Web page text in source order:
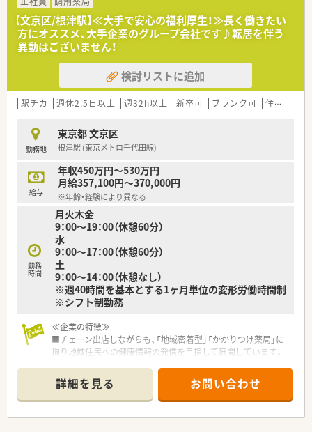
動はございませんのでご自宅近くで勤務したい方におすすめで
す！
＊ーーこんな店舗ですーー＊
■江戸川橋駅より徒歩3分と非常に好立地な薬局です！
■残業もほぼなく、定時で上がれます♪
ライフワークバランスを整えたい方にピッタリです！
■店舗の周りにはドラッグストアや薬局が多く展開しており、他
＊ーーこんな方にオススメーー＊
■大手チェーンで長期的に働きたい方
■人と話すのが好きな方
■通勤時間に時間をかけたくない方
■キャリアの選択肢を広げたい方
【文京区/根津駅】≪大手で安心の福利厚生！≫長く働きたい
方にオススメ、大手企業のグループ会社です♪転居を伴う
異動はございません！
検討リストに追加
駅チカ 週休2.5日以上 週32h以上 新卒可 ブランク可 住宅補助(手当)あり
勤務地
東京都 文京区
根津駅 (東京メトロ千代田線)
給与
年収450万円～530万円
月給357,100円～370,000円
※年齢・経験により異なる
勤務
時間
月火木金
9：00～19：00（休憩60分）
水
9：00～17：00（休憩60分）
土
9：00～14：00（休憩なし）
※週40時間を基本とする1ヶ月単位の変形労働時間制
※シフト制勤務
≪企業の特徴≫
■チェーン出店しながらも、「地域密着型」「かかりつけ薬局」に
拘り地域住民への健康情報の発信を目指して展開しています。
店の場合は薬剤師は調剤のみに従事しています。
■社内外に関わらず多くの研修を行っており高い向上心を持っ
た社員が多く在籍しています。
■調剤、OTC完全分業制 調剤業務、OTC業務に集中してご勤務
詳細を見る お問い合わせ